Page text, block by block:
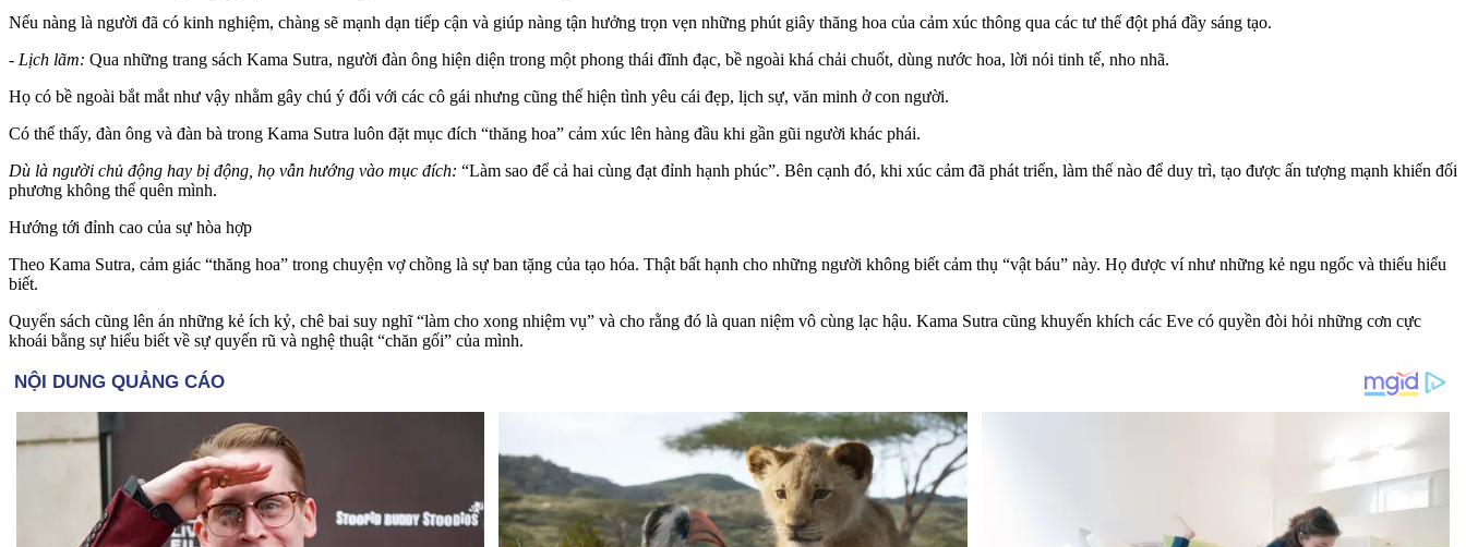
Nếu nàng là người đã có kinh nghiệm, chàng sẽ mạnh dạn tiếp cận và giúp nàng tận hưởng trọn vẹn những phút giây thăng hoa của cảm xúc thông qua các tư thế đột phá đầy sáng tạo.
- Lịch lãm: Qua những trang sách Kama Sutra, người đàn ông hiện diện trong một phong thái đĩnh đạc, bề ngoài khá chải chuốt, dùng nước hoa, lời nói tinh tế, nho nhã.
Họ có bề ngoài bắt mắt như vậy nhằm gây chú ý đối với các cô gái nhưng cũng thể hiện tình yêu cái đẹp, lịch sự, văn minh ở con người.
Có thể thấy, đàn ông và đàn bà trong Kama Sutra luôn đặt mục đích “thăng hoa” cảm xúc lên hàng đầu khi gần gũi người khác phái.
Dù là người chủ động hay bị động, họ vẫn hướng vào mục đích: “Làm sao để cả hai cùng đạt đỉnh hạnh phúc”. Bên cạnh đó, khi xúc cảm đã phát triển, làm thế nào để duy trì, tạo được ấn tượng mạnh khiến đối
phương không thể quên mình.
Hướng tới đỉnh cao của sự hòa hợp
Theo Kama Sutra, cảm giác “thăng hoa” trong chuyện vợ chồng là sự ban tặng của tạo hóa. Thật bất hạnh cho những người không biết cảm thụ “vật báu” này. Họ được ví như những kẻ ngu ngốc và thiếu hiểu
biết.
Quyển sách cũng lên án những kẻ ích kỷ, chê bai suy nghĩ “làm cho xong nhiệm vụ” và cho rằng đó là quan niệm vô cùng lạc hậu. Kama Sutra cũng khuyến khích các Eve có quyền đòi hỏi những cơn cự‌ּc
kho‌ּái bằng sự hiểu biết về sự quyến rũ và nghệ thuật “chăn gối” của mình.